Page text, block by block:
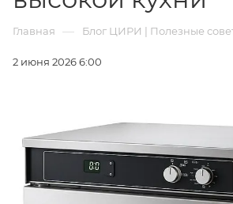
Главная — Блог ЦИРИ | Полезные
2 июня 2026 6:00